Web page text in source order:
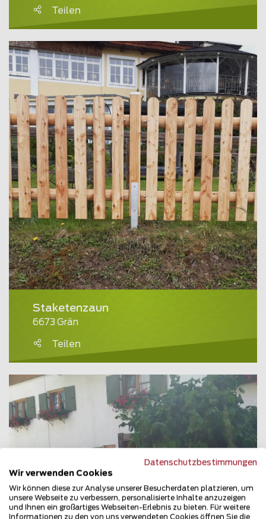
Teilen
Staketenzaun
6673 Grän
Teilen
Datenschutzbestimmungen
Wir verwenden Cookies
Wir können diese zur Analyse unserer Besucherdaten platzieren, um
unsere Webseite zu verbessern, personalisierte Inhalte anzuzeigen
und Ihnen ein großartiges Webseiten-Erlebnis zu bieten. Für weitere
Informationen zu den von uns verwendeten Cookies öffnen Sie die